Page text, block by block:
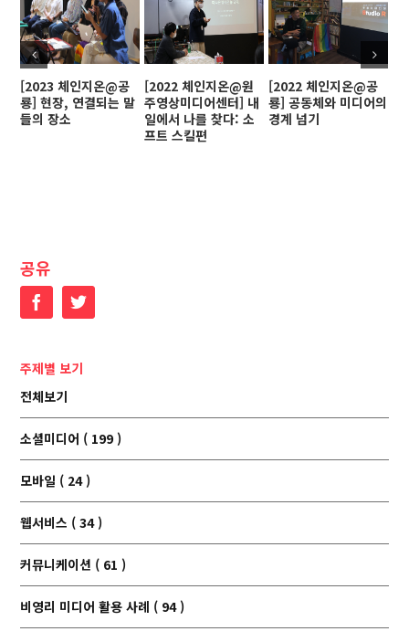
[2023 체인지온@공
룡] 현장, 연결되는 말
들의 장소
[2022 체인지온@원
주영상미디어센터] 내
일에서 나를 찾다: 소
프트 스킬편
[2022 체인지온@공
룡] 공동체와 미디어의
경계 넘기
공유
FacebookTwitter
주제별 보기
전체보기
소셜미디어 ( 199 )
모바일 ( 24 )
웹서비스 ( 34 )
커뮤니케이션 ( 61 )
비영리 미디어 활용 사례 ( 94 )